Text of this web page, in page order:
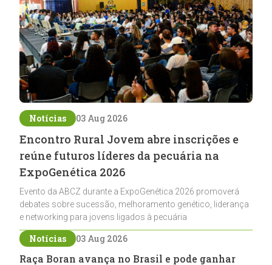
Notícias 03 Aug 2026
Encontro Rural Jovem abre inscrições e
reúne futuros líderes da pecuária na
ExpoGenética 2026
Evento da ABCZ durante a ExpoGenética 2026 promoverá
debates sobre sucessão, melhoramento genético, liderança
e networking para jovens ligados à pecuária
Notícias 03 Aug 2026
Raça Boran avança no Brasil e pode ganhar